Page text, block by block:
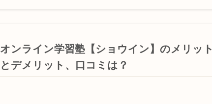
オンライン学習塾【ショウイン】のメリット
とデメリット、口コミは？